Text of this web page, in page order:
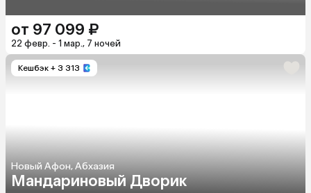
от 97 099 ₽
22 февр. - 1 мар., 7 ночей
Кешбэк + 3 313
Новый Афон, Абхазия
Мандариновый Дворик